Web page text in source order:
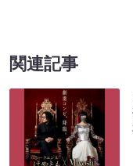
関連記事